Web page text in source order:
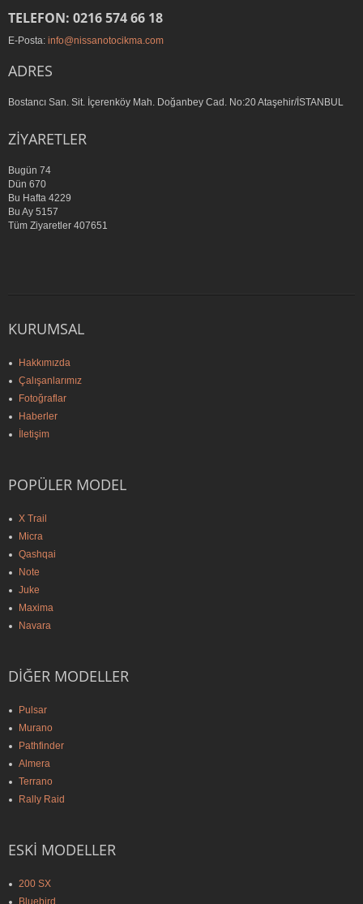
TELEFON: 0216 574 66 18
E-Posta: info@nissanotocikma.com
ADRES
Bostancı San. Sit. İçerenköy Mah. Doğanbey Cad. No:20 Ataşehir/İSTANBUL
ZIYARETLER
Bugün 74
Dün 670
Bu Hafta 4229
Bu Ay 5157
Tüm Ziyaretler 407651
KURUMSAL
Hakkımızda
Çalışanlarımız
Fotoğraflar
Haberler
İletişim
POPÜLER MODEL
X Trail
Micra
Qashqai
Note
Juke
Maxima
Navara
DIĞER MODELLER
Pulsar
Murano
Pathfinder
Almera
Terrano
Rally Raid
ESKI MODELLER
200 SX
Bluebird